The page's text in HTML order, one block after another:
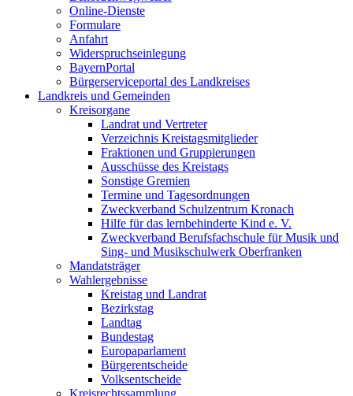
Online-Dienste
Formulare
Anfahrt
Widerspruchseinlegung
BayernPortal
Bürgerserviceportal des Landkreises
Landkreis und Gemeinden
Kreisorgane
Landrat und Vertreter
Verzeichnis Kreistagsmitglieder
Fraktionen und Gruppierungen
Ausschüsse des Kreistags
Sonstige Gremien
Termine und Tagesordnungen
Zweckverband Schulzentrum Kronach
Hilfe für das lernbehinderte Kind e. V.
Zweckverband Berufsfachschule für Musik und
Sing- und Musikschulwerk Oberfranken
Mandatsträger
Wahlergebnisse
Kreistag und Landrat
Bezirkstag
Landtag
Bundestag
Europaparlament
Bürgerentscheide
Volksentscheide
Kreisrechtssammlung